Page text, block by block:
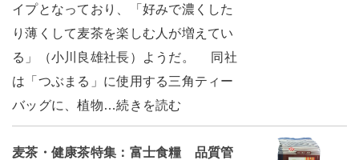
イプとなっており、「好みで濃くした
り薄くして麦茶を楽しむ人が増えてい
る」（小川良雄社長）ようだ。 同社
は「つぶまる」に使用する三角ティー
バッグに、植物…続きを読む
麦茶・健康茶特集：富士食糧 品質管